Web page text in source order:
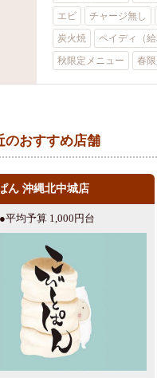
エビ
チャージ無し
炭火焼
ペイディ（給
秋限定メニュー
春
のおすすめ店舗
ん 沖縄北中城店
平均予算 1,000円台